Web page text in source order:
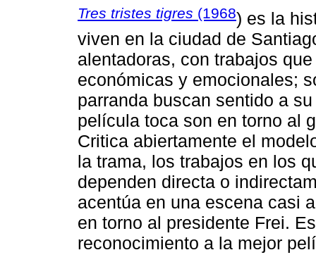
Tres tristes tigres (1968) es la
viven en la ciudad de
alentadoras, con trabajos
económicas y emocionales;
parranda buscan sentido a
película toca son en torno al
Critica abiertamente el
la trama, los trabajos en los
dependen directa o
acentúa en una escena casi
en torno al presidente Frei.
reconocimiento a la mejor